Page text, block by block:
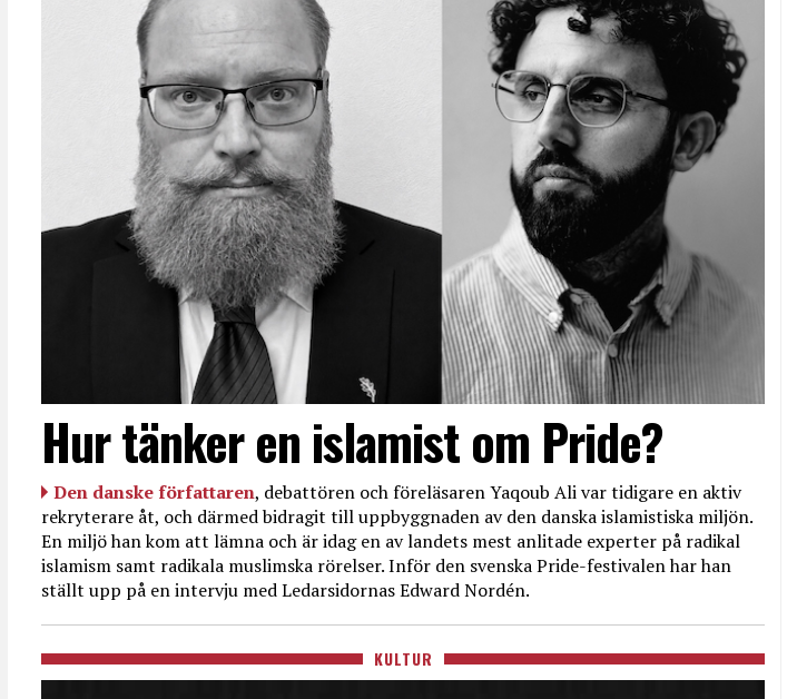
Hur tänker en islamist om Pride?
Den danske författaren, debattören och föreläsaren Yaqoub Ali var tidigare en aktiv
rekryterare åt, och därmed bidragit till uppbyggnaden av den danska islamistiska miljön.
En miljö han kom att lämna och är idag en av landets mest anlitade experter på radikal
islamism samt radikala muslimska rörelser. Inför den svenska Pride-festivalen har han
ställt upp på en intervju med Ledarsidornas Edward Nordén.
KULTUR